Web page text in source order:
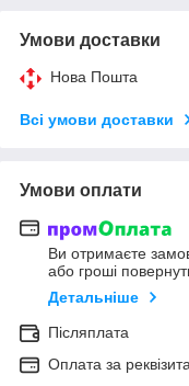
Умови доставки
Нова Пошта
Всі умови доставки
Умови оплати
Ви отримаєте
або гроші
Детальніше
Післяплата
Оплата за